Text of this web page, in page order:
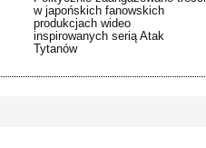
w japońskich fanowskich
produkcjach wideo
inspirowanych serią Atak
Tytanów